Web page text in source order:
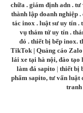
chữa . giám định adn. tư
thành lập doanh nghiệp .
tác inox . luật sư uy tín.
vụ thám tử uy tín .
đỏ . thiết bị bếp inox.
TikTok | Quảng cáo Zalo
lái xe tại hà nội, đào tạo
làm đá sapito | thiết bị
phẩm sapito, tư vấn luật
tranh